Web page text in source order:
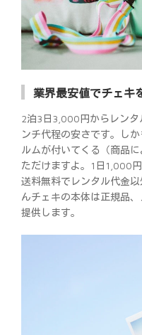
業界最安値でチェキ
2泊3日3,000円からレン
ンチ代程の安さです。し
ルムが付いてくる（商品
ただけますよ。1日1,000
送料無料でレンタル代金
んチェキの本体は正規品
提供します。